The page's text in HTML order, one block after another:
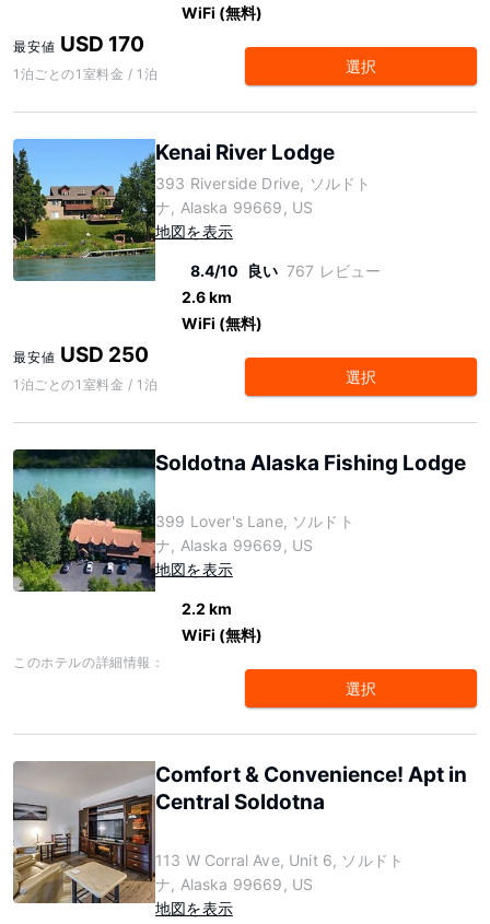
WiFi (無料)
最安値 USD 170
1泊ごとの1室料金 / 1泊 選択
Kenai River Lodge
393 Riverside Drive, ソルドト
ナ, Alaska 99669, US
地図を表示
8.4/10 良い 767 レビュー
2.6 km
WiFi (無料)
最安値 USD 250
1泊ごとの1室料金 / 1泊 選択
Soldotna Alaska Fishing Lodge
399 Lover's Lane, ソルドト
ナ, Alaska 99669, US
地図を表示
2.2 km
WiFi (無料)
このホテルの詳細情報：
選択
Comfort & Convenience! Apt in
Central Soldotna
113 W Corral Ave, Unit 6, ソルドト
ナ, Alaska 99669, US
地図を表示